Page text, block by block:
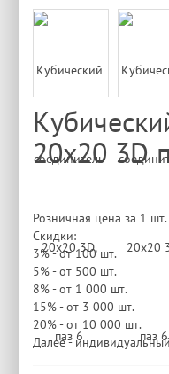
20х20 3D
Розничная цена за 1 шт.
Скидки:
3% - от 100 шт.
5% - от 500 шт.
8% - от 1 000 шт.
15% - от 3 000 шт.
20% - от 10 000 шт.
Далее -